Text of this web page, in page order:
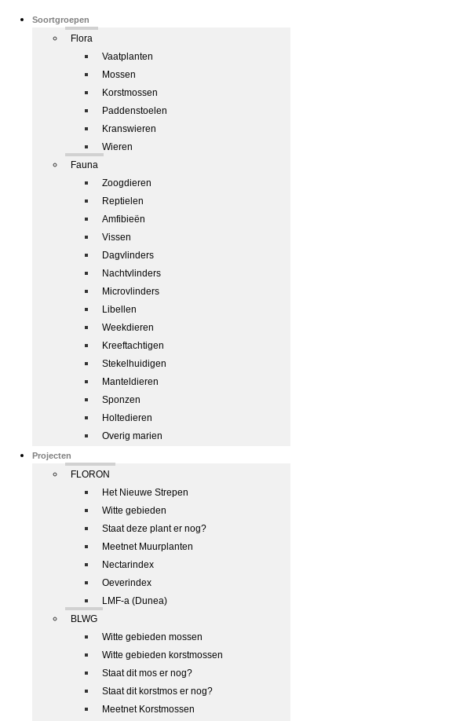
Soortgroepen
Flora
Vaatplanten
Mossen
Korstmossen
Paddenstoelen
Kranswieren
Wieren
Fauna
Zoogdieren
Reptielen
Amfibieën
Vissen
Dagvlinders
Nachtvlinders
Microvlinders
Libellen
Weekdieren
Kreeftachtigen
Stekelhuidigen
Manteldieren
Sponzen
Holtedieren
Overig marien
Projecten
FLORON
Het Nieuwe Strepen
Witte gebieden
Staat deze plant er nog?
Meetnet Muurplanten
Nectarindex
Oeverindex
LMF-a (Dunea)
BLWG
Witte gebieden mossen
Witte gebieden korstmossen
Staat dit mos er nog?
Staat dit korstmos er nog?
Meetnet Korstmossen